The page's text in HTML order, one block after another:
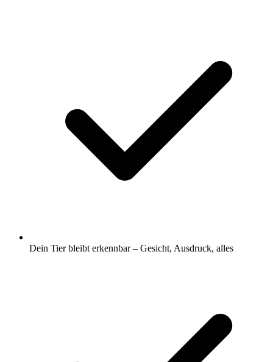
Dein Tier bleibt erkennbar – Gesicht, Ausdruck, alles